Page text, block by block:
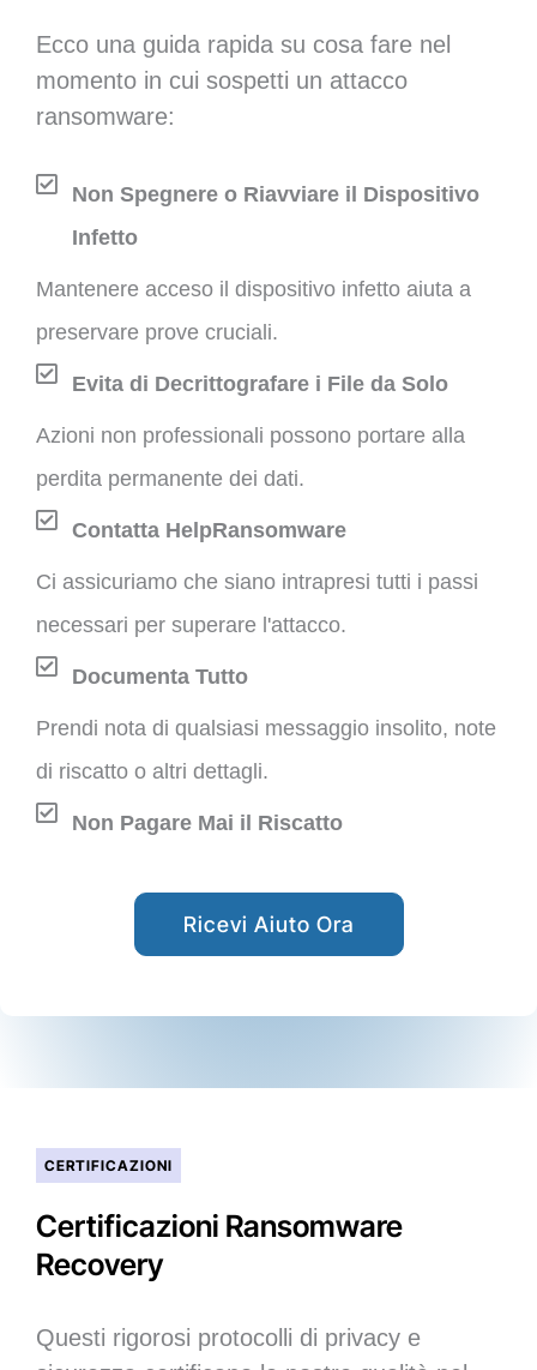
Ecco una guida rapida su cosa fare nel
momento in cui sospetti un attacco
ransomware:
Non Spegnere o Riavviare il Dispositivo
Infetto
Mantenere acceso il dispositivo infetto aiuta a
preservare prove cruciali.
Evita di Decrittografare i File da Solo
Azioni non professionali possono portare alla
perdita permanente dei dati.
Contatta HelpRansomware
Ci assicuriamo che siano intrapresi tutti i passi
necessari per superare l'attacco.
Documenta Tutto
Prendi nota di qualsiasi messaggio insolito, note
di riscatto o altri dettagli.
Non Pagare Mai il Riscatto
Ricevi Aiuto Ora
CERTIFICAZIONI
Certificazioni Ransomware
Recovery
Questi rigorosi protocolli di privacy e